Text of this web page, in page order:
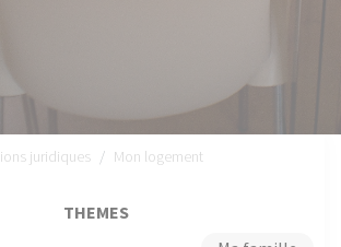
juridiques Mon logement
THEMES